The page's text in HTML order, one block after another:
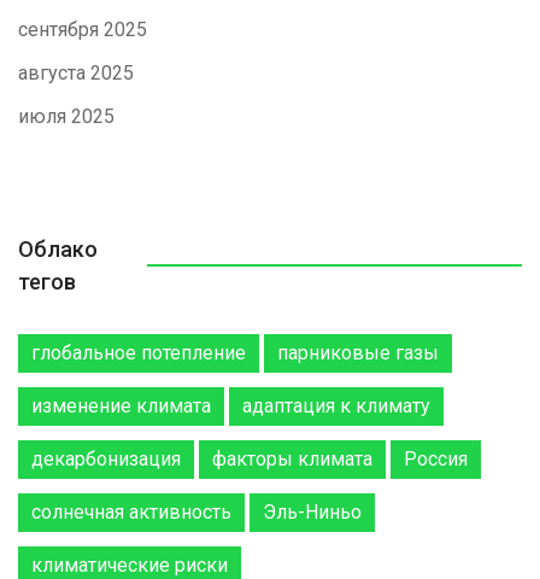
сентября 2025
августа 2025
июля 2025
Облако
тегов
глобальное потепление парниковые газы
изменение климата адаптация к климату
декарбонизация факторы климата Россия
солнечная активность Эль-Ниньо
климатические риски